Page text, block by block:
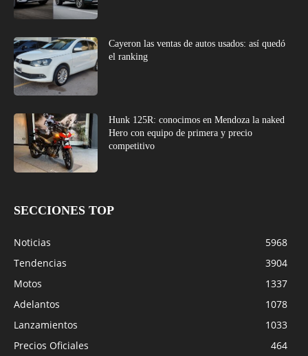
Cayeron las ventas de autos usados: así quedó
el ranking
Hunk 125R: conocimos en Mendoza la naked
Hero con equipo de primera y precio
competitivo
SECCIONES TOP
Noticias
5968
Tendencias
3904
Motos
1337
Adelantos
1078
Lanzamientos
1033
Precios Oficiales
464